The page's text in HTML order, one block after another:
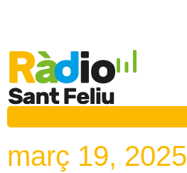
març 19, 2025